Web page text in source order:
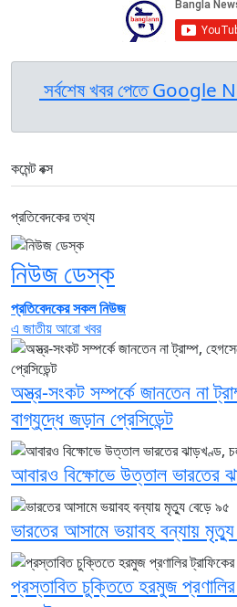
সর্বশেষ খবর পেতে Google
কমেন্ট বক্স
প্রতিবেদকের তথ্য
নিউজ ডেস্ক
প্রতিবেদকের সকল নিউজ
এ জাতীয় আরো খবর
অস্ত্র-সংকট সম্পর্কে জানতেন না
বাগ্‌যুদ্ধে জড়ান প্রেসিডেন্ট
আবারও বিক্ষোভে উত্তাল ভারতের
ভারতের আসামে ভয়াবহ বন্যায়
প্রস্তাবিত চুক্তিতে হরমুজ প্রণালির